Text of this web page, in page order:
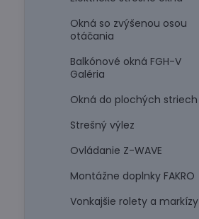
Okná so zvýšenou osou
otáčania
Balkónové okná FGH-V
Galéria
Okná do plochých striech
Strešný výlez
Ovládanie Z-WAVE
Montážne doplnky FAKRO
Vonkajšie rolety a markízy